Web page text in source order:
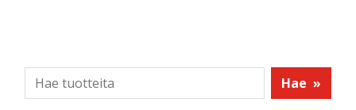
Hae »